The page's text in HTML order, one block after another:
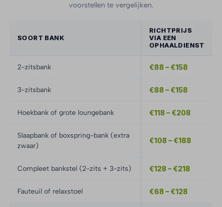
voorstellen te vergelijken.
SOORT BANK
RICHTPRIJS
VIA EEN
OPHAALDIENST
2-zitsbank €88 – €158
3-zitsbank €88 – €158
Hoekbank of grote loungebank €118 – €208
Slaapbank of boxspring-bank (extra
zwaar)
€108 – €188
Compleet bankstel (2-zits + 3-zits) €128 – €218
Fauteuil of relaxstoel €68 – €128